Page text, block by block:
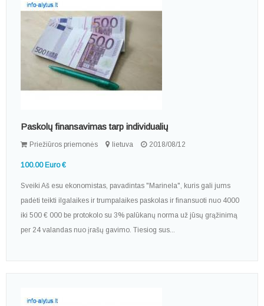
Paskolų finansavimas tarp individualių
Priežiūros priemonės lietuva 2018/08/12
100.00 Euro €
Sveiki Aš esu ekonomistas, pavadintas "Marinela", kuris gali jums
padėti teikti ilgalaikes ir trumpalaikes paskolas ir finansuoti nuo 4000
iki 500 € 000 be protokolo su 3% palūkanų norma už jūsų grąžinimą
per 24 valandas nuo įrašų gavimo. Tiesiog sus...